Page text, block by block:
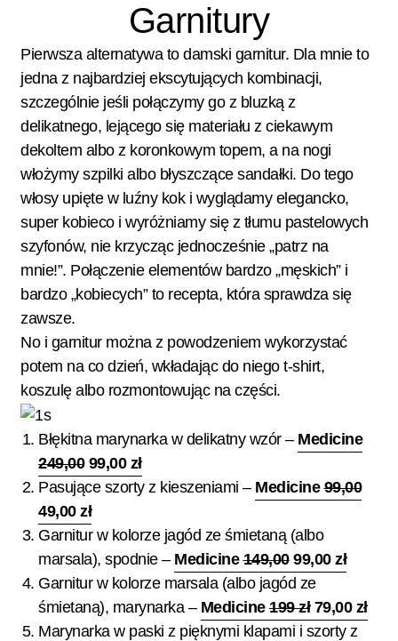
Garnitury
Pierwsza alternatywa to damski garnitur. Dla mnie to
jedna z najbardziej ekscytujących kombinacji,
szczególnie jeśli połączymy go z bluzką z
delikatnego, lejącego się materiału z ciekawym
dekoltem albo z koronkowym topem, a na nogi
włożymy szpilki albo błyszczące sandałki. Do tego
włosy upięte w luźny kok i wyglądamy elegancko,
super kobieco i wyróżniamy się z tłumu pastelowych
szyfonów, nie krzycząc jednocześnie „patrz na
mnie!”. Połączenie elementów bardzo „męskich” i
bardzo „kobiecych” to recepta, która sprawdza się
zawsze.
No i garnitur można z powodzeniem wykorzystać
potem na co dzień, wkładając do niego t-shirt,
koszulę albo rozmontowując na części.
Błękitna marynarka w delikatny wzór – Medicine
249,0099,00 zł
Pasujące szorty z kieszeniami – Medicine99,00
49,00 zł
Garnitur w kolorze jagód ze śmietaną (albo
marsala), spodnie – Medicine149,0099,00 zł
Garnitur w kolorze marsala (albo jagód ze
śmietaną), marynarka – Medicine 199 zł79,00 zł
Marynarka w paski z pięknymi klapami i szorty z